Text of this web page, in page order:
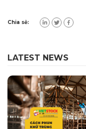
Chia sẻ:
LATEST NEWS